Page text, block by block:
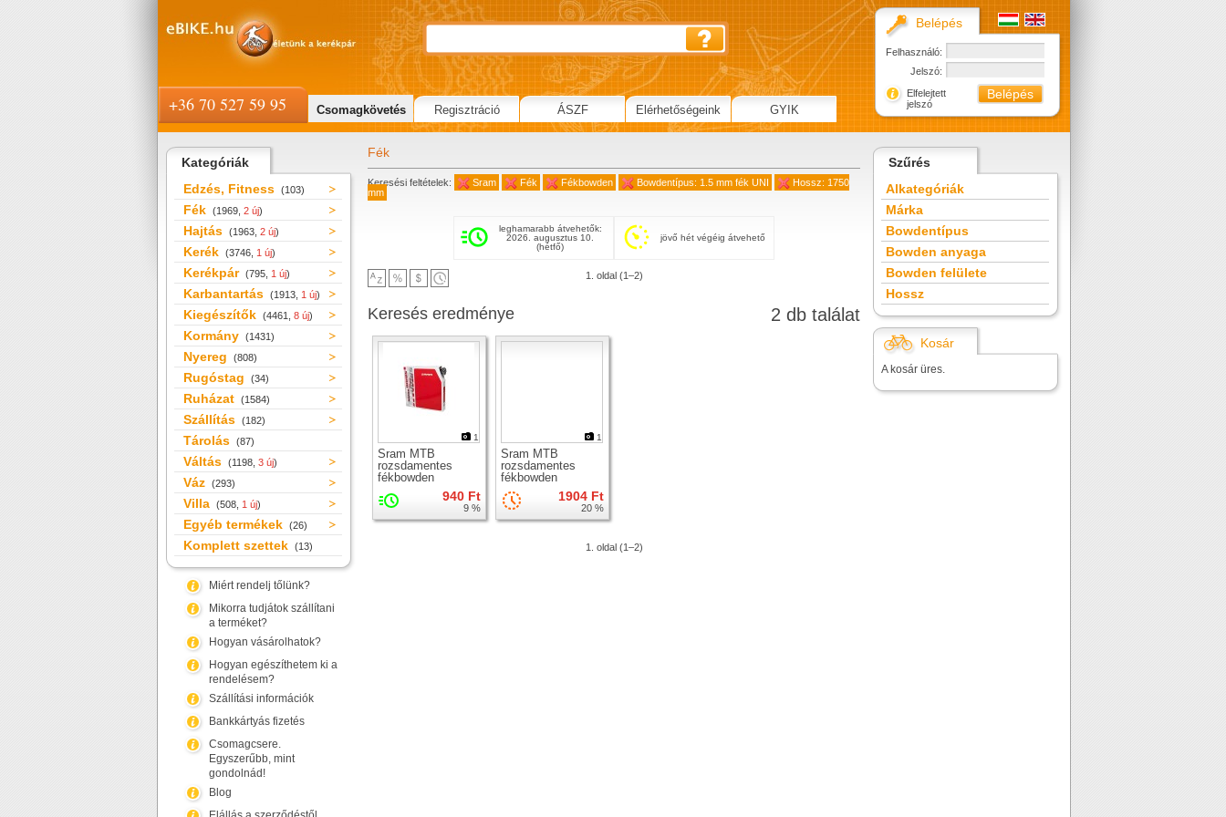
Kategóriák
Edzés, Fitness (103)
Fék (1969, 2 új)
Hajtás (1963, 2 új)
Kerék (3746, 1 új)
Kerékpár (795, 1 új)
Karbantartás (1913, 1 új)
Kiegészítők (4461, 8 új)
Kormány (1431)
Nyereg (808)
Rugóstag (34)
Ruházat (1584)
Szállítás (182)
Tárolás (87)
Váltás (1198, 3 új)
Váz (293)
Villa (508, 1 új)
Egyéb termékek (26)
Komplett szettek (13)
Miért rendelj tőlünk?
Mikorra tudjátok szállítani
a terméket?
Hogyan vásárolhatok?
Hogyan egészíthetem ki a
rendelésem?
Szállítási információk
Bankkártyás fizetés
Csomagcsere.
Egyszerűbb, mint
gondolnád!
Blog
Fék
Keresési feltételek: Sram Fék Fékbowden Bowdentípus: 1.5 mm fék UNI
Hossz: 1750
mm
leghamarabb átvehetők:
2026. augusztus 10.
(hétfő)
jövő hét végéig átvehető
1. oldal (1–2)
2 db találat
Keresés eredménye
1
Sram MTB
rozsdamentes
fékbowden
940 Ft
9 %
1
Sram MTB
rozsdamentes
fékbowden
1904 Ft
20 %
1. oldal (1–2)
Szűrés
Alkategóriák
Márka
Bowdentípus
Bowden anyaga
Bowden felülete
Hossz
Kosár
A kosár üres.
Belépés
Felhasználó:
Jelszó:
Elfelejtett
jelszó
+36 70 527 59 95 Csomagkövetés Regisztráció ÁSZF Elérhetőségeink GYIK